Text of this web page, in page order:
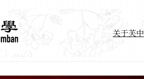
关于芙中